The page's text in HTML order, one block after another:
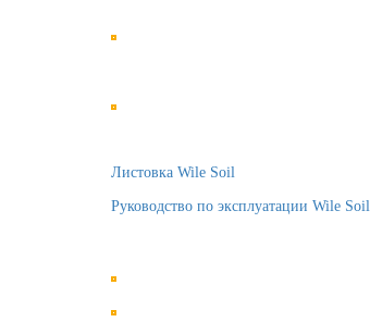
Листовка Wile Soil
Руководство по эксплуатации Wile Soil